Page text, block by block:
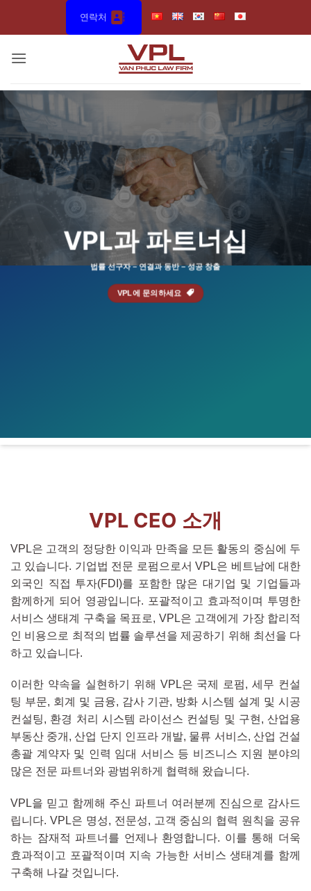
연락처
VPL과 파트너십
법률 선구자 – 연결과 동반 – 성공 창출
VPL에 문의하세요
VPL CEO 소개
VPL은 고객의 정당한 이익과 만족을 모든 활동의 중심에 두
고 있습니다. 기업법 전문 로펌으로서 VPL은 베트남에 대한
외국인 직접 투자(FDI)를 포함한 많은 대기업 및 기업들과
함께하게 되어 영광입니다. 포괄적이고 효과적이며 투명한
서비스 생태계 구축을 목표로, VPL은 고객에게 가장 합리적
인 비용으로 최적의 법률 솔루션을 제공하기 위해 최선을 다
하고 있습니다.
이러한 약속을 실현하기 위해 VPL은 국제 로펌, 세무 컨설
팅 부문, 회계 및 금융, 감사 기관, 방화 시스템 설계 및 시공
컨설팅, 환경 처리 시스템 라이선스 컨설팅 및 구현, 산업용
부동산 중개, 산업 단지 인프라 개발, 물류 서비스, 산업 건설
총괄 계약자 및 인력 임대 서비스 등 비즈니스 지원 분야의
많은 전문 파트너와 광범위하게 협력해 왔습니다.
VPL을 믿고 함께해 주신 파트너 여러분께 진심으로 감사드
립니다. VPL은 명성, 전문성, 고객 중심의 협력 원칙을 공유
하는 잠재적 파트너를 언제나 환영합니다. 이를 통해 더욱
효과적이고 포괄적이며 지속 가능한 서비스 생태계를 함께
구축해 나갈 것입니다.